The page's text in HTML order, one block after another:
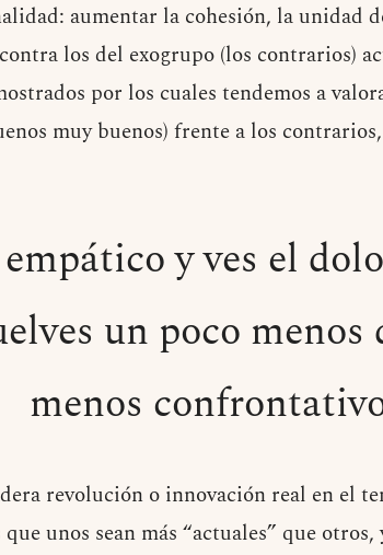
aumentar la cohesión, la unidad
los del exogrupo (los contrarios)
por los cuales tendemos a
muy buenos) frente a los
y ves el
un poco
menos
revolución o innovación real en el
unos sean más “actuales” que otros,